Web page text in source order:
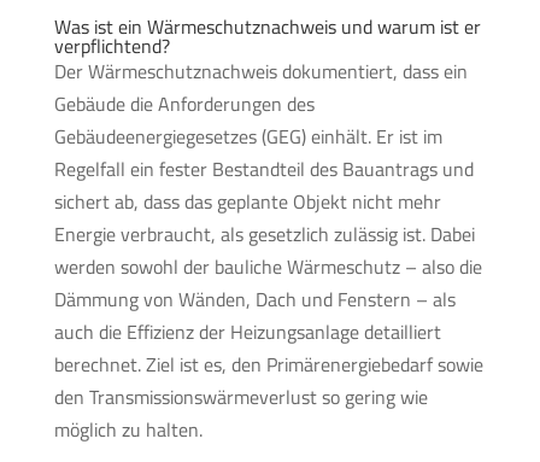
Was ist ein Wärmeschutznachweis und warum ist er
verpflichtend?
Der Wärmeschutznachweis dokumentiert, dass ein
Gebäude die Anforderungen des
Gebäudeenergiegesetzes (GEG) einhält. Er ist im
Regelfall ein fester Bestandteil des Bauantrags und
sichert ab, dass das geplante Objekt nicht mehr
Energie verbraucht, als gesetzlich zulässig ist. Dabei
werden sowohl der bauliche Wärmeschutz – also die
Dämmung von Wänden, Dach und Fenstern – als
auch die Effizienz der Heizungsanlage detailliert
berechnet. Ziel ist es, den Primärenergiebedarf sowie
den Transmissionswärmeverlust so gering wie
möglich zu halten.